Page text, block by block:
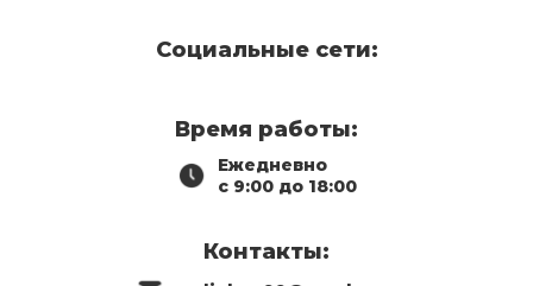
Социальные сети:
Время работы:
Ежедневно
с 9:00 до 18:00
Контакты: